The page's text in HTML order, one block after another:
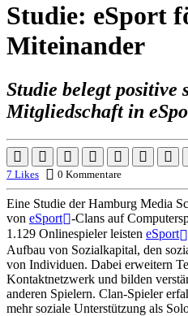
Studie: eSport
Miteinander
Studie belegt positive
Mitgliedschaft in
7 Likes
0 Kommentare
Eine Studie der Hamburg Media
von eSport
-Clans auf
1.129 Onlinespieler leisten eSport
Aufbau von Sozialkapital, den
von Individuen. Dabei erweitern
Kontaktnetzwerk und bilden
anderen Spielern. Clan-Spieler
mehr soziale Unterstützung als